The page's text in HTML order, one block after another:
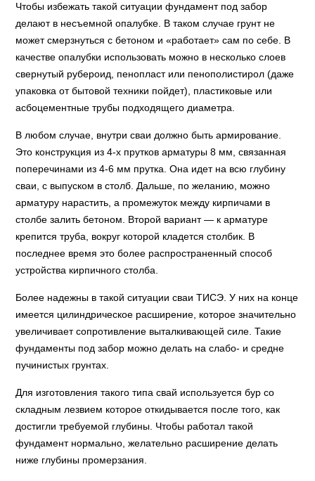
Чтобы избежать такой ситуации фундамент под забор
делают в несъемной опалубке. В таком случае грунт не
может смерзнуться с бетоном и «работает» сам по себе. В
качестве опалубки использовать можно в несколько слоев
свернутый рубероид, пенопласт или пенополистирол (даже
упаковка от бытовой техники пойдет), пластиковые или
асбоцементные трубы подходящего диаметра.
В любом случае, внутри сваи должно быть армирование.
Это конструкция из 4-х прутков арматуры 8 мм, связанная
поперечинами из 4-6 мм прутка. Она идет на всю глубину
сваи, с выпуском в столб. Дальше, по желанию, можно
арматуру нарастить, а промежуток между кирпичами в
столбе залить бетоном. Второй вариант — к арматуре
крепится труба, вокруг которой кладется столбик. В
последнее время это более распространенный способ
устройства кирпичного столба.
Более надежны в такой ситуации сваи ТИСЭ. У них на конце
имеется цилиндрическое расширение, которое значительно
увеличивает сопротивление выталкивающей силе. Такие
фундаменты под забор можно делать на слабо- и средне
пучинистых грунтах.
Для изготовления такого типа свай используется бур со
складным лезвием которое откидывается после того, как
достигли требуемой глубины. Чтобы работал такой
фундамент нормально, желательно расширение делать
ниже глубины промерзания.